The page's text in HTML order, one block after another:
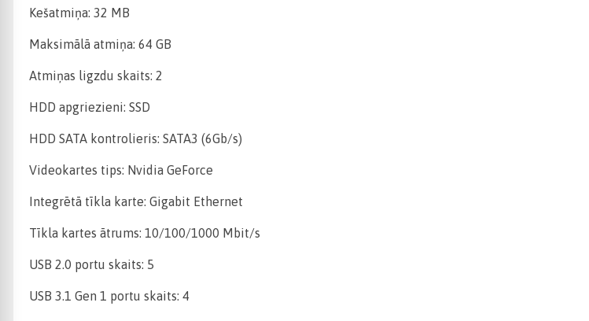
Kešatmiņa: 32 MB
Maksimālā atmiņa: 64 GB
Atmiņas ligzdu skaits: 2
HDD apgriezieni: SSD
HDD SATA kontrolieris: SATA3 (6Gb/s)
Videokartes tips: Nvidia GeForce
Integrētā tīkla karte: Gigabit Ethernet
Tīkla kartes ātrums: 10/100/1000 Mbit/s
USB 2.0 portu skaits: 5
USB 3.1 Gen 1 portu skaits: 4